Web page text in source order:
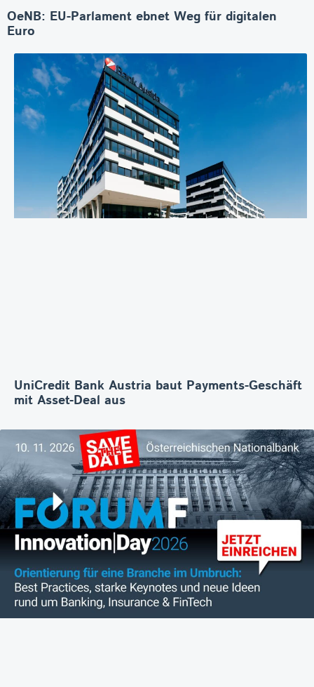
OeNB: EU-Parlament ebnet Weg für digitalen
Euro
UniCredit Bank Austria baut Payments-Geschäft
mit Asset-Deal aus